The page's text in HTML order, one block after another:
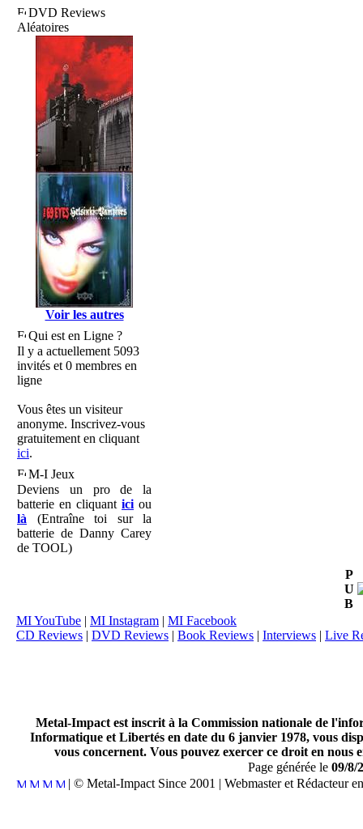
DVD Reviews
Aléatoires
Voir les autres
Qui est en Ligne ?
Il y a actuellement 5093
invités et 0 membres en
ligne
Vous êtes un visiteur
anonyme. Inscrivez-vous
gratuitement en cliquant
ici.
M-I Jeux
Deviens un pro de la
batterie en cliquant ici ou
là (Entraîne toi sur la
batterie de Danny Carey
de TOOL)
P
U
B
MI YouTube | MI Instagram | MI Facebook
CD Reviews | DVD Reviews | Book Reviews | Interviews | Live
Metal-Impact est inscrit à la Commission nationale de
Informatique et Libertés en date du 6 janvier 1978, vous
vous concernent. Vous pouvez exercer ce droit en
Page générée le 09/8/
| © Metal-Impact Since 2001 | Webmaster et Rédacteur